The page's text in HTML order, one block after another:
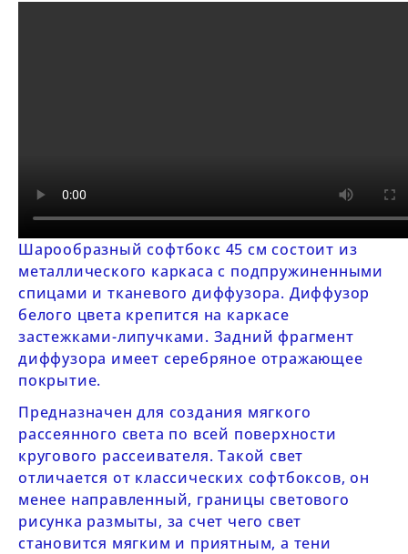
Шарообразный софтбокс 45 смсостоит из
металлического каркаса с подпружиненными
спицами и тканевого диффузора. Диффузор
белого цвета крепится на каркасе
застежками-липучками. Задний фрагмент
диффузора имеет серебряное отражающее
покрытие.
Предназначен для создания мягкого
рассеянного света по всей поверхности
кругового рассеивателя. Такой свет
отличается от классических софтбоксов, он
менее направленный, границы светового
рисунка размыты, за счет чего свет
становится мягким и приятным, а тени